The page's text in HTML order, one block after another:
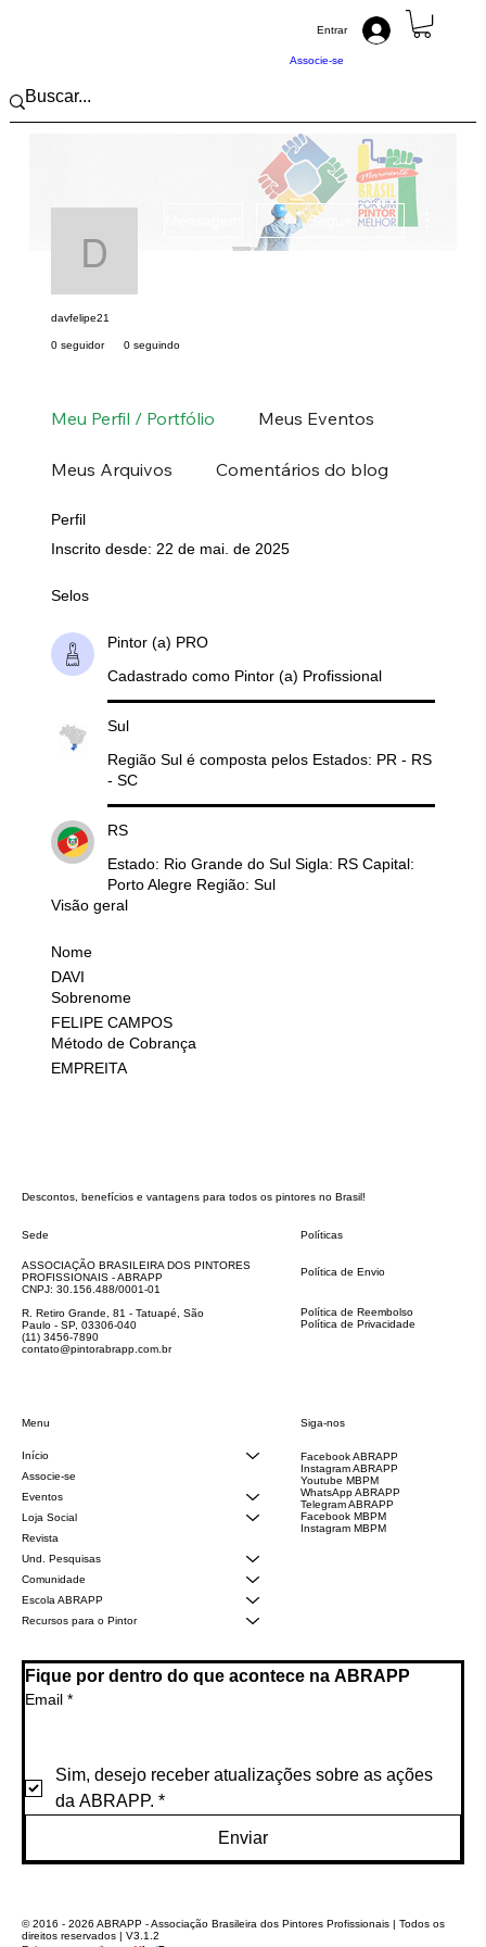
Associe-se
Entrar
davfelipe21
Seguir
davfelipe21
0 seguidor 0 seguindo
Meu Perfil / Portfólio Meus Eventos
Meus Arquivos Comentários do blog
Perfil
Inscrito desde: 22 de mai. de 2025
Selos
Pintor (a) PRO
Cadastrado como Pintor (a) Profissional
Sul
Região Sul é composta pelos Estados: PR - RS
- SC
RS
Estado: Rio Grande do Sul Sigla: RS Capital:
Porto Alegre Região: Sul
Visão geral
Nome
DAVI
Sobrenome
FELIPE CAMPOS
Método de Cobrança
EMPREITA
Descontos, benefícios e vantagens para todos os pintores no Brasil!
Sede
ASSOCIAÇÃO BRASILEIRA DOS PINTORES
PROFISSIONAIS - ABRAPP
CNPJ: 30.156.488/0001-01
R. Retiro Grande, 81 - Tatuapé, São
Paulo - SP, 03306-040
(11) 3456-7890
contato@pintorabrapp.com.br
Menu
Início
Associe-se
Eventos
Loja Social
Revista
Und. Pesquisas
Comunidade
Escola ABRAPP
Recursos para o Pintor
Políticas
Política de Envio
Política de Reembolso
Política de Privacidade
Siga-nos
Facebook ABRAPP
Instagram ABRAPP
Youtube MBPM
WhatsApp ABRAPP
Telegram ABRAPP
Facebook MBPM
Instagram MBPM
Fique por dentro do que acontece na ABRAPP
Email *
Sim, desejo receber atualizações sobre as ações
da ABRAPP. *
Enviar
© 2016 - 2026 ABRAPP - Associação Brasileira dos Pintores Profissionais | Todos os
direitos reservados | V3.1.2